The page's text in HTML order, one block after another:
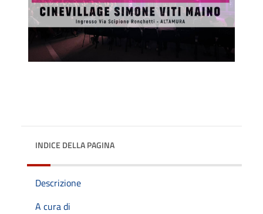
INDICE DELLA PAGINA
Descrizione
A cura di